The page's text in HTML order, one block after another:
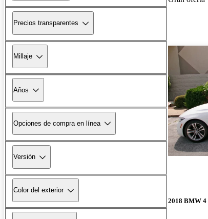
Precios transparentes
Millaje
Años
Opciones de compra en línea
Versión
Color del exterior
2018 BMW 4